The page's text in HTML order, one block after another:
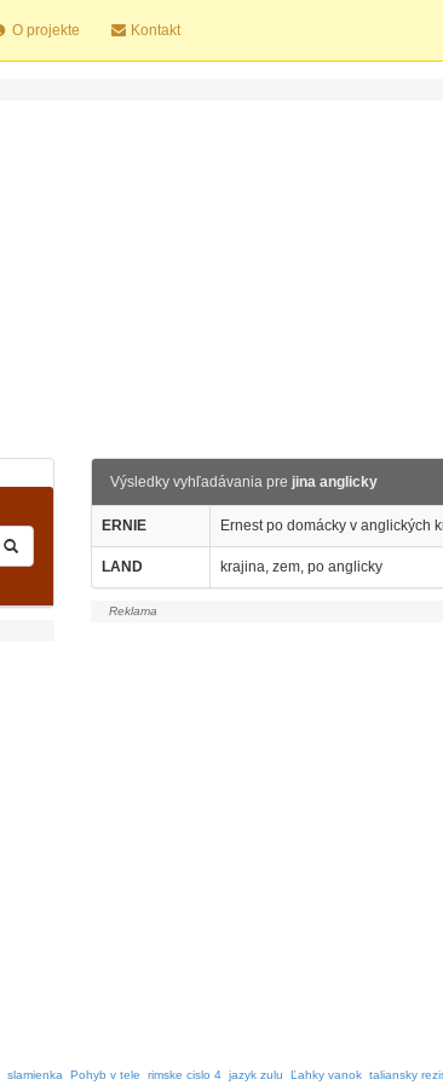
O projekte Kontakt
Výsledky vyhľadávania pre jina anglicky
ERNIE Ernest po domácky v anglických
LAND krajina, zem, po anglicky
slamienka Pohyb v tele rimske cislo 4 jazyk zulu Ľahky vanok taliansky